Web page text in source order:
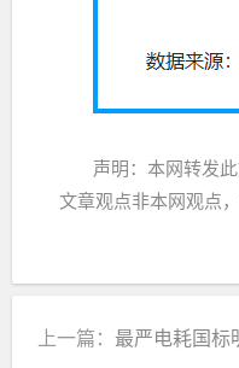
声明：本网转发
文章观点非本网观点
上一篇： 最严电耗国标明年